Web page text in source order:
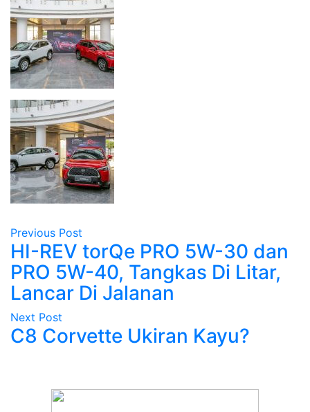
Previous Post
HI-REV torQe PRO 5W-30 dan
PRO 5W-40, Tangkas Di Litar,
Lancar Di Jalanan
Next Post
C8 Corvette Ukiran Kayu?